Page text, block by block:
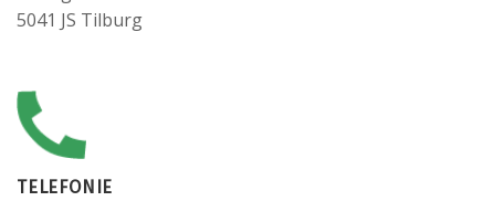
5041 JS Tilburg
TELEFONIE